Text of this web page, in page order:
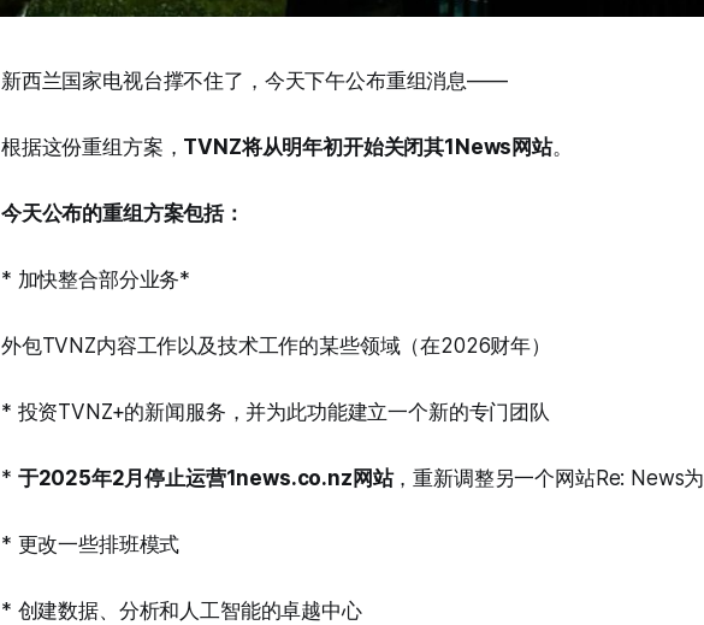
新西兰国家电视台撑不住了，今天下午公布重组消息——
根据这份重组方案， TVNZ将从明年初开始关闭其1News网站。
今天公布的重组方案包括：
* 加快整合部分业务*
外包TVNZ内容工作以及技术工作的某些领域（在2026财年）
* 投资TVNZ+的新闻服务，并为此功能建立一个新的专门团队
* 于2025年2月停止运营1news.co.nz网站，重新调整另一个网站Re: News
* 更改一些排班模式
* 创建数据、分析和人工智能的卓越中心